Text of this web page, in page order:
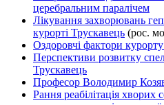
церебральним паралічем
Лікування захворювань
курорті Трускавець (рос.
Оздоровчі фактори
Перспективи розвитку
Трускавець
Професор Володимир
Рання реабілітація